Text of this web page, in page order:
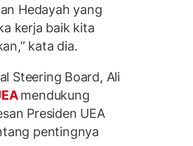
Hedayah yang
kerja baik kita
kata dia.
Steering Board, Ali
mendukung
Presiden UEA
pentingnya